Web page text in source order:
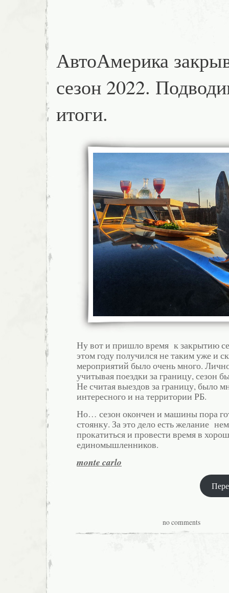
АвтоАмерика
сезон 2022.
итоги.
Ну вот и пришло время к закрытию
этом году получился не таким уже и
мероприятий было очень много.
учитывая поездки за границу, сезон
Не считая выездов за границу, было
интересного и на территории РБ.
Но… сезон окончен и машины пора
стоянку. За это дело есть желание
прокатиться и провести время в
единомышленников.
monte carlo
no comments